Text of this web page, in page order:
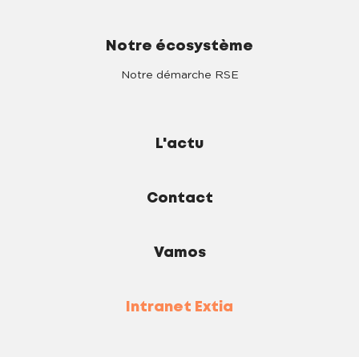
Notre écosystème
Notre démarche RSE
L'actu
Contact
Vamos
Intranet Extia